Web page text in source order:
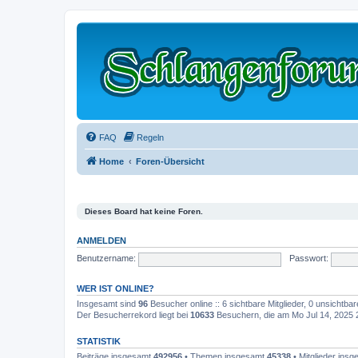
FAQ Regeln
Home Foren-Übersicht
Dieses Board hat keine Foren.
ANMELDEN
Benutzername:
Passwort:
WER IST ONLINE?
Insgesamt sind 96 Besucher online :: 6 sichtbare Mitglieder, 0
Der Besucherrekord liegt bei 10633 Besuchern, die am Mo Jul 14, 2025
STATISTIK
Beiträge insgesamt 492956 • Themen insgesamt 45338 • Mitglieder